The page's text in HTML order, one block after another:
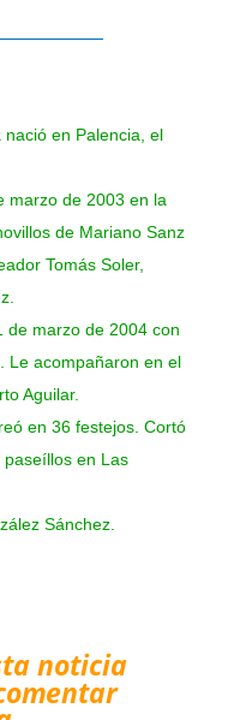
nació en Palencia, el
marzo de 2003 en la
de Mariano Sanz
Tomás Soler,
de marzo de 2004 con
Le acompañaron en el
Aguilar.
en 36 festejos. Cortó
en Las
Sánchez.
noticia